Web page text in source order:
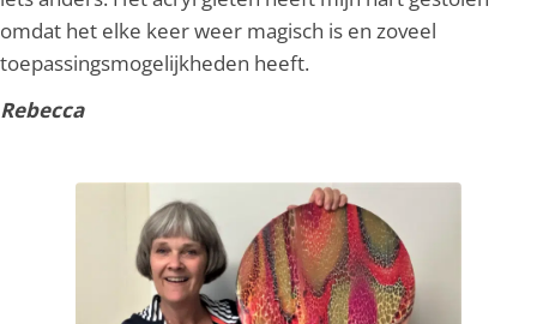
omdat het elke keer weer magisch is en zoveel
toepassingsmogelijkheden heeft.
Rebecca